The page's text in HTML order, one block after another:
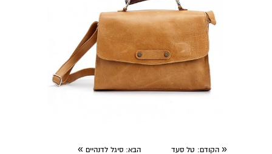
« הקודם: טל סעד הבא: סיגל לדנהיים »